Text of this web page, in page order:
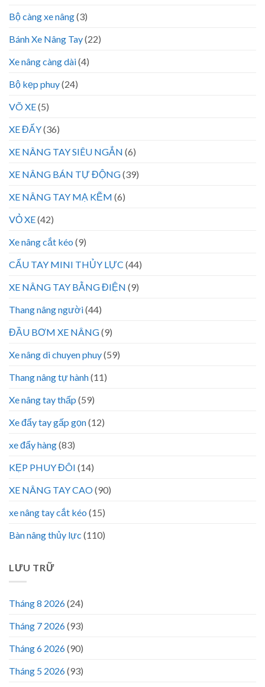
Bộ càng xe nâng(3)
Bánh Xe Nâng Tay(22)
Xe nâng càng dài(4)
Bộ kẹp phuy(24)
VÕ XE(5)
XE ĐẨY(36)
XE NÂNG TAY SIÊU NGẮN (6)
XE NÂNG BÁN TỰ ĐỘNG(39)
XE NÂNG TAY MẠ KẼM (6)
VỎ XE(42)
Xe nâng cắt kéo (9)
CẨU TAY MINI THỦY LỰC (44)
XE NÂNG TAY BẰNG ĐIỆN (9)
Thang nâng người(44)
ĐẦU BƠM XE NÂNG(9)
Xe nâng di chuyen phuy(59)
Thang nâng tự hành(11)
Xe nâng tay thấp (59)
Xe đẩy tay gấp gọn(12)
xe đẩy hàng(83)
KẸP PHUY ĐÔI (14)
XE NÂNG TAY CAO(90)
xe nâng tay cắt kéo (15)
Bàn nâng thủy lực (110)
LƯU TRỮ
Tháng 8 2026(24)
Tháng 7 2026(93)
Tháng 6 2026(90)
Tháng 5 2026(93)